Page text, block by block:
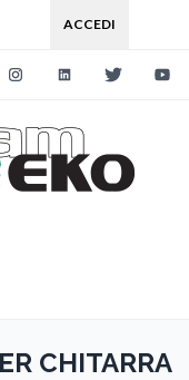
ACCEDI
FacebookInstagramLinkedinTwitter
CHITARRA